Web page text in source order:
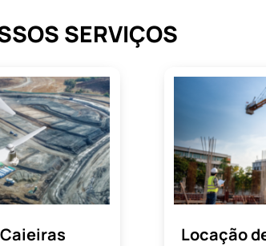
SERVIÇOS
Locação